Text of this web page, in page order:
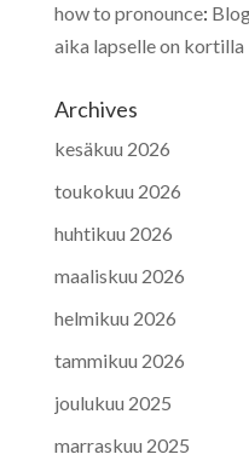
how to pronounce:
aika lapselle on kortilla
Archives
kesäkuu 2026
toukokuu 2026
huhtikuu 2026
maaliskuu 2026
helmikuu 2026
tammikuu 2026
joulukuu 2025
marraskuu 2025